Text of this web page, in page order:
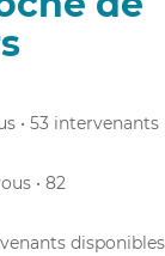
• 53 intervenants
• 82
disponibles